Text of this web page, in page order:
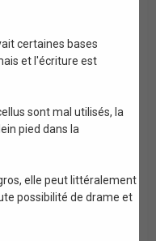
certaines bases
et l'écriture est
sont mal utilisés, la
pied dans la
elle peut littéralement
possibilité de drame et